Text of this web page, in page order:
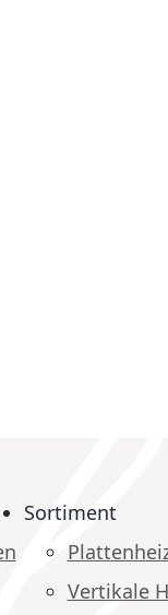
Sortiment
Vertikale